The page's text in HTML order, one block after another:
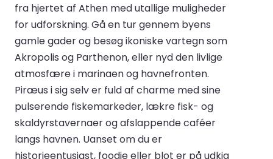
fra hjertet af Athen med utallige muligheder
for udforskning. Gå en tur gennem byens
gamle gader og besøg ikoniske vartegn som
Akropolis og Parthenon, eller nyd den livlige
atmosfære i marinaen og havnefronten.
Piræus i sig selv er fuld af charme med sine
pulserende fiskemarkeder, lækre fisk- og
skaldyrstavernaer og afslappende caféer
langs havnen. Uanset om du er
historieentusiast, foodie eller blot er på udkig